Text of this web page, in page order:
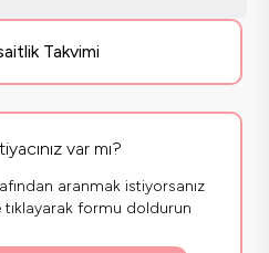
Takvimi
var mı?
aranmak istiyorsanız
tıklayarak formu doldurun